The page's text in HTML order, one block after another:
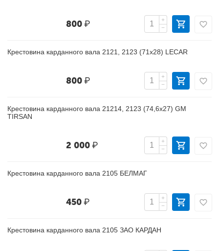
800₽
+
−
Крестовина карданного вала 2121, 2123 (71х28) LECAR
800₽
+
−
Крестовина карданного вала 21214, 2123 (74,6х27) GM
TIRSAN
2 000₽
+
−
Крестовина карданного вала 2105 БЕЛМАГ
450₽
+
−
Крестовина карданного вала 2105 ЗАО КАРДАН